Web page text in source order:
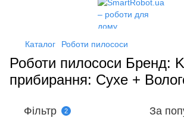
Каталог Роботи пилососи
Роботи пилососи Бренд:
прибирання: Сухе +
Фільтр 2 За